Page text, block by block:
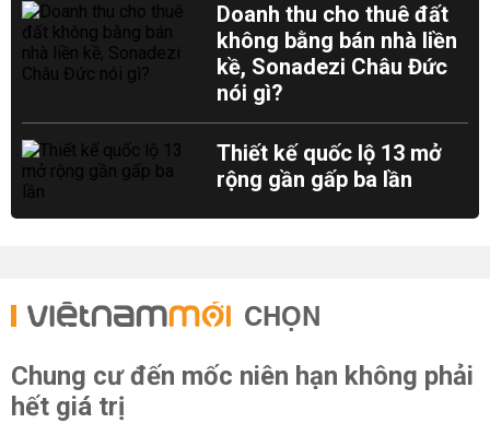
Doanh thu cho thuê đất
không bằng bán nhà liền
kề, Sonadezi Châu Đức
nói gì?
Thiết kế quốc lộ 13 mở
rộng gần gấp ba lần
CHỌN
Chung cư đến mốc niên hạn không phải
hết giá trị